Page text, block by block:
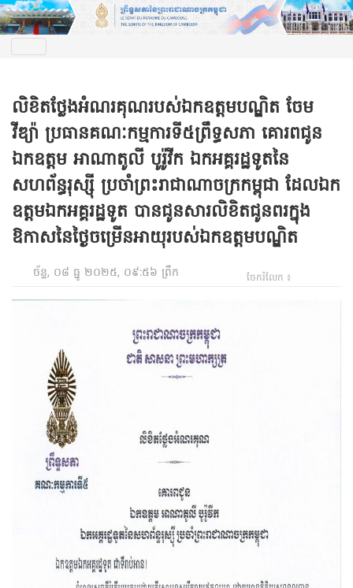
លិខិតថ្លែងអំណរគុណរបស់ឯកឧត្តមបណ្ឌិត ចែម
វីឌ្យ៉ា ប្រធានគណៈកម្មការ​ទី៥ព្រឹទ្ធសភា គោរពជូន
ឯកឧត្តម អាណាតូលី បូរ៉ូវីក​ ឯកអគ្គរដ្ឋទូតនៃ
សហព័ន្ធរុស្ស៊ី ប្រចាំព្រះរាជាណាចក្រកម្ពុជា​ ដែលឯក
ឧត្តមឯកអគ្គរដ្ឋទូត​ បានជូនសារលិខិតជូនពរក្នុង
ឱកាសនៃថ្ងៃចម្រើនអាយុរបស់ឯកឧត្តមបណ្ឌិត
ច័ន្ទ, ០៨ ធ្នូ ២០២៥, ០៩:៥៦ ព្រឹក ចែករំលែក ៖